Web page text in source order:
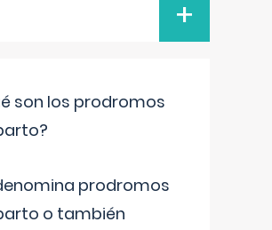
+
son los prodromos
prodromos
o también